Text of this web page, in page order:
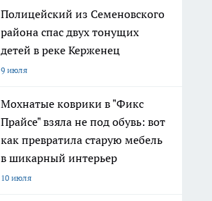
Полицейский из Семеновского
района спас двух тонущих
детей в реке Керженец
9 июля
Мохнатые коврики в "Фикс
Прайсе" взяла не под обувь: вот
как превратила старую мебель
в шикарный интерьер
10 июля